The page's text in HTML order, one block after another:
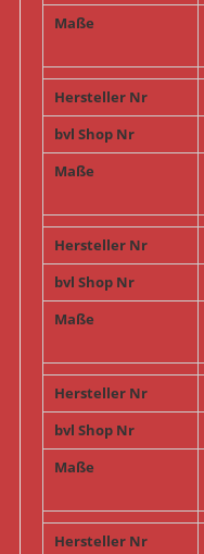
Maße
Hersteller Nr
bvl Shop Nr
Maße
Hersteller Nr
bvl Shop Nr
Maße
Hersteller Nr
bvl Shop Nr
Maße
Hersteller Nr